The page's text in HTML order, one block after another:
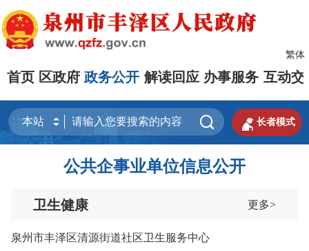
繁体
首页 区政府 政务公开 解读回应 办事服务 互动交
  长者模式
公共企事业单位信息公开
卫生健康 更多>
泉州市丰泽区清源街道社区卫生服务中心